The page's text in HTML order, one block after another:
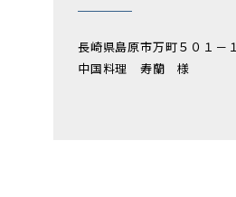
長崎県島原市万町５０１－１
中国料理 寿蘭 様